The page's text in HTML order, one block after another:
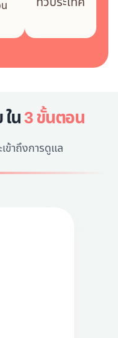
น3 ขั้นตอน
ข้าถึงการดูแล